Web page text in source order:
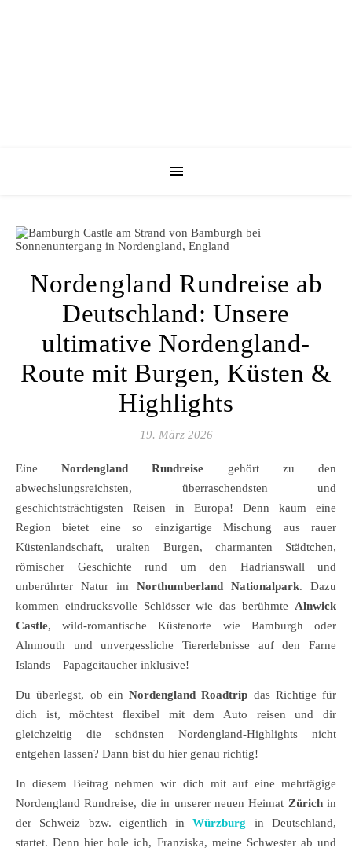
Nordengland Rundreise ab
Deutschland: Unsere
ultimative Nordengland-
Route mit Burgen, Küsten &
Highlights
19. März 2026
EineNordengland Rundreise gehört zu den
abwechslungsreichsten, überraschendsten und
geschichtsträchtigsten Reisen in Europa! Denn kaum eine
Region bietet eine so einzigartige Mischung aus rauer
Küstenlandschaft, uralten Burgen, charmanten Städtchen,
römischer Geschichte rund um den Hadrianswall und
unberührter Natur im Northumberland Nationalpark. Dazu
kommen eindrucksvolle Schlösser wie das berühmte Alnwick
Castle, wild-romantische Küstenorte wie Bamburgh oder
Alnmouth und unvergessliche Tiererlebnisse auf den Farne
Islands – Papageitaucher inklusive!
Du überlegst, ob ein Nordengland Roadtrip das Richtige für
dich ist, möchtest flexibel mit dem Auto reisen und dir
gleichzeitig die schönsten Nordengland-Highlights nicht
entgehen lassen? Dann bist du hier genau richtig!
In diesem Beitrag nehmen wir dich mit auf eine mehrtägige
Nordengland Rundreise, die in unserer neuen Heimat Zürichin
der Schweiz bzw. eigentlich inWürzburg in Deutschland,
startet. Denn hier hole ich, Franziska, meine Schwester ab und